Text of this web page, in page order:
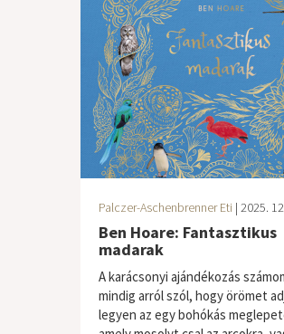
Palczer-Aschenbrenner Eti | 2025.
Ben Hoare: Fantasztikus
madarak
A karácsonyi ajándékozás
mindig arról szól, hogy örömet
legyen az egy bohókás